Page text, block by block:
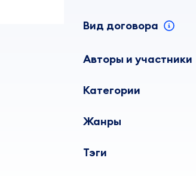
Вид договора
Авторы и участники
Категории
Жанры
Тэги